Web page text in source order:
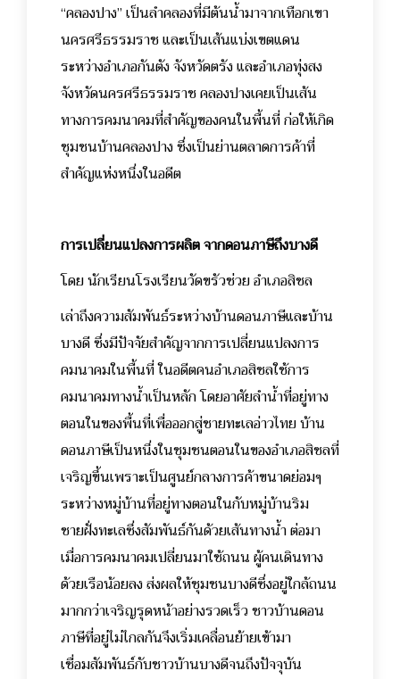
“คลองปาง” เป็นลำคลองที่มีต้นน้ำมาจากเทือกเขา
นครศรีธรรมราช และเป็นเส้นแบ่งเขตแดน
ระหว่างอำเภอกันตัง จังหวัดตรัง และอำเภอทุ่งสง
จังหวัดนครศรีธรรมราช คลองปางเคยเป็นเส้น
ทางการคมนาคมที่สำคัญของคนในพื้นที่ ก่อให้เกิด
ชุมชนบ้านคลองปาง ซึ่งเป็นย่านตลาดการค้าที่
สำคัญแห่งหนึ่งในอดีต
การเปลี่ยนแปลงการผลิต จากดอนภาษีถึงบางดี
โดย นักเรียนโรงเรียนวัดขรัวช่วย อำเภอสิชล
เล่าถึงความสัมพันธ์ระหว่างบ้านดอนภาษีและบ้าน
บางดี ซึ่งมีปัจจัยสำคัญจากการเปลี่ยนแปลงการ
คมนาคมในพื้นที่ ในอดีตคนอำเภอสิชลใช้การ
คมนาคมทางน้ำเป็นหลัก โดยอาศัยลำน้ำที่อยู่ทาง
ตอนในของพื้นที่เพื่อออกสู่ชายทะเลอ่าวไทย บ้าน
ดอนภาษีเป็นหนึ่งในชุมชนตอนในของอำเภอสิชลที่
เจริญขึ้นเพราะเป็นศูนย์กลางการค้าขนาดย่อมๆ
ระหว่างหมู่บ้านที่อยู่ทางตอนในกับหมู่บ้านริม
ชายฝั่งทะเลซึ่งสัมพันธ์กันด้วยเส้นทางน้ำ ต่อมา
เมื่อการคมนาคมเปลี่ยนมาใช้ถนน ผู้คนเดินทาง
ด้วยเรือน้อยลง ส่งผลให้ชุมชนบางดีซึ่งอยู่ใกล้ถนน
มากกว่าเจริญรุดหน้าอย่างรวดเร็ว ชาวบ้านดอน
ภาษีที่อยู่ไม่ไกลกันจึงเริ่มเคลื่อนย้ายเข้ามา
เชื่อมสัมพันธ์กับชาวบ้านบางดีจนถึงปัจจุบัน